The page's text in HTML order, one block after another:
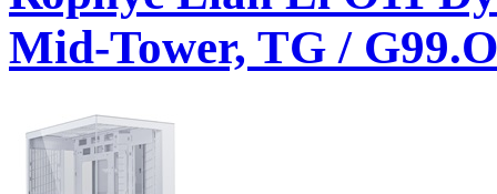
Mid-Tower, TG /